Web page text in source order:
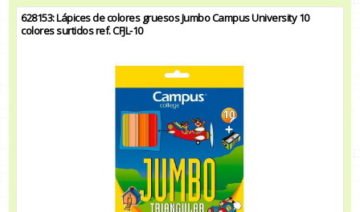
628153: Lápices de colores gruesos Jumbo Campus University 10
colores surtidos ref. CFJL-10